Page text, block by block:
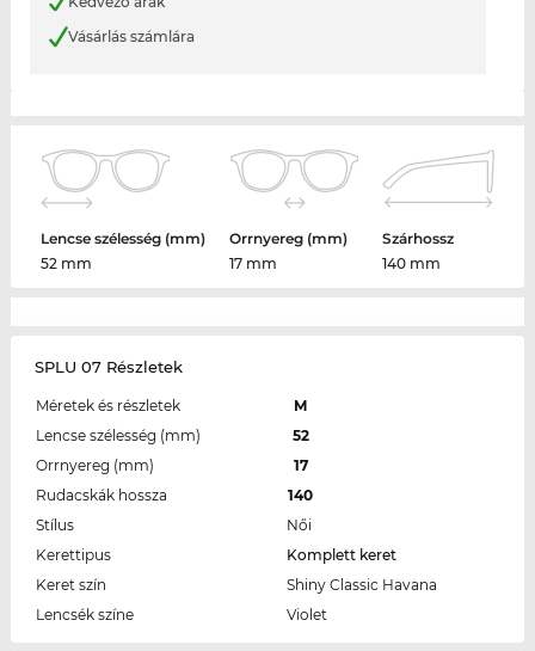
Vásárlás számlára
Lencse szélesség (mm)
52 mm
Orrnyereg (mm)
17 mm
Szárhossz
140 mm
SPLU 07 Részletek
Méretek és részletek
M
Lencse szélesség (mm)
52
Orrnyereg (mm)
17
Rudacskák hossza
140
Stílus
Női
Kerettipus
Komplett keret
Keret szín
Shiny Classic Havana
Lencsék színe
Violet